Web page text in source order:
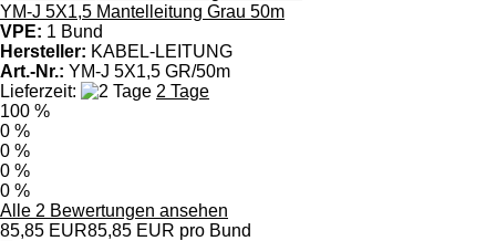
YM-J 5X1,5 Mantelleitung Grau 50m
VPE: 1 Bund
Hersteller: KABEL-LEITUNG
Art.-Nr.: YM-J 5X1,5 GR/50m
Lieferzeit:
2 Tage
100 %
0 %
0 %
0 %
0 %
Alle 2 Bewertungen ansehen
85,85 EUR85,85 EUR pro Bund